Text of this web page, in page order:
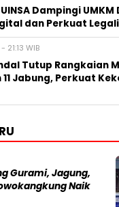
Dampingi
dan Perkuat
WIB
Tutup Rangkaian
Jabung, Perkuat
Gurami, Jagung,
Naik